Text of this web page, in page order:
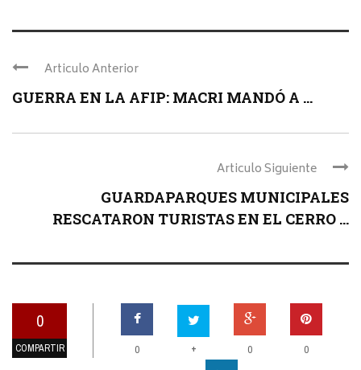
Articulo Anterior
GUERRA EN LA AFIP: MACRI MANDÓ A ...
Articulo Siguiente
GUARDAPARQUES MUNICIPALES
RESCATARON TURISTAS EN EL CERRO ...
0
COMPARTIR 0 + 0 0